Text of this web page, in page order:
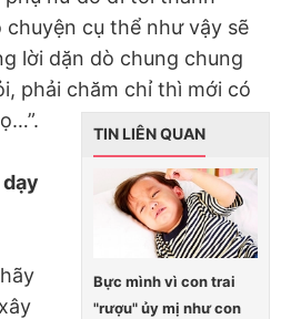
cụ thể như vậy sẽ
lời dặn dò chung chung
phải chăm chỉ thì mới có
TIN LIÊN QUAN
Bực mình vì con trai
"rượu" ủy mị như con